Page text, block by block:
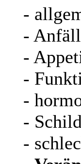
-
-
-
-
-
-
-